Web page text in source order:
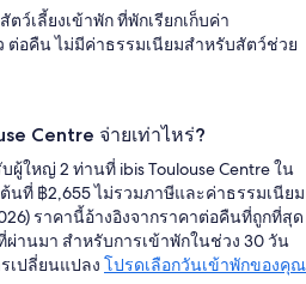
ว์เลี้ยงเข้าพัก ที่พักเรียกเก็บค่า
ต่อคืน ไม่มีค่าธรรมเนียมสำหรับสัตว์ช่วย
Centre จ่ายเท่าไหร่?
ผู้ใหญ่ 2 ท่านที่ ibis Toulouse Centre ใน
นที่ ฿2,655 ไม่รวมภาษีและค่าธรรมเนียม
ราคานี้อ้างอิงจากราคาต่อคืนที่ถูกที่สุด
านมา สำหรับการเข้าพักในช่วง 30 วัน
เปลี่ยนแปลง โปรดเลือกวันเข้าพักของคุณ